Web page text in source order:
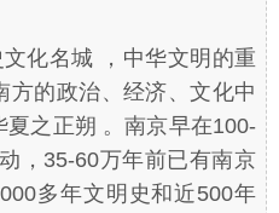
化名城 ，中华文明的重
方的政治、经济、文化中
之正朔 。南京早在100-
，35-60万年前已有南京
多年文明史和近500年